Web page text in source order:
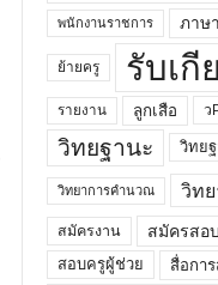
พนักงานราชการ ภาษ
ย้ายครู รับเกี
รายงาน ลูกเสือ ว
วิทยฐานะ วิทย
วิทยาการคำนวณ วิท
สมัครงาน สมัครสอบ
สอบครูผู้ช่วย
สื่อกา